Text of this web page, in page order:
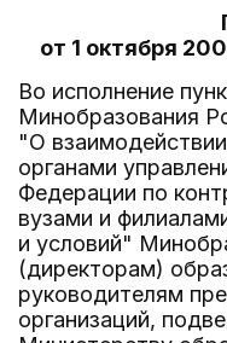
от 1 октября
Во исполнение
Минобразования
"О
органами
Федерации по
вузами и
и условий"
(директорам)
руководителям
организаций,